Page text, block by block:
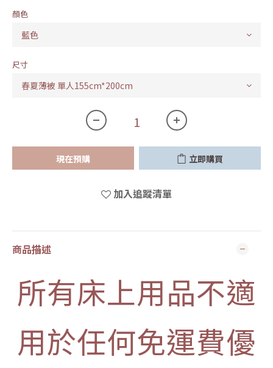
顏色
尺寸
現在預購 立即購買
加入追蹤清單
商品描述
所有床上用品不適
用於任何免運費優